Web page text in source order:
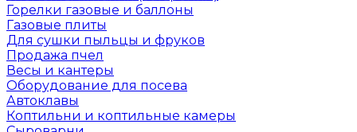
Горелки газовые и баллоны
Газовые плиты
Для сушки пыльцы и фруков
Продажа пчел
Весы и кантеры
Оборудование для посева
Автоклавы
Коптильни и коптильные камеры